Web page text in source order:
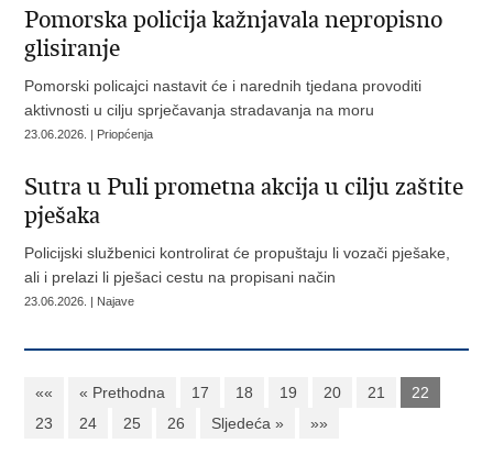
Pomorska policija kažnjavala nepropisno
glisiranje
Pomorski policajci nastavit će i narednih tjedana provoditi
aktivnosti u cilju sprječavanja stradavanja na moru
23.06.2026. | Priopćenja
Sutra u Puli prometna akcija u cilju zaštite
pješaka
Policijski službenici kontrolirat će propuštaju li vozači pješake,
ali i prelazi li pješaci cestu na propisani način
23.06.2026. | Najave
«« « Prethodna 17 18 19 20 21
22
23
24 25 26 Sljedeća » »»